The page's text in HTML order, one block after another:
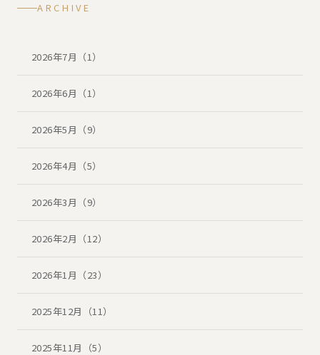
ARCHIVE
2026年7月（1）
2026年6月（1）
2026年5月（9）
2026年4月（5）
2026年3月（9）
2026年2月（12）
2026年1月（23）
2025年12月（11）
2025年11月（5）